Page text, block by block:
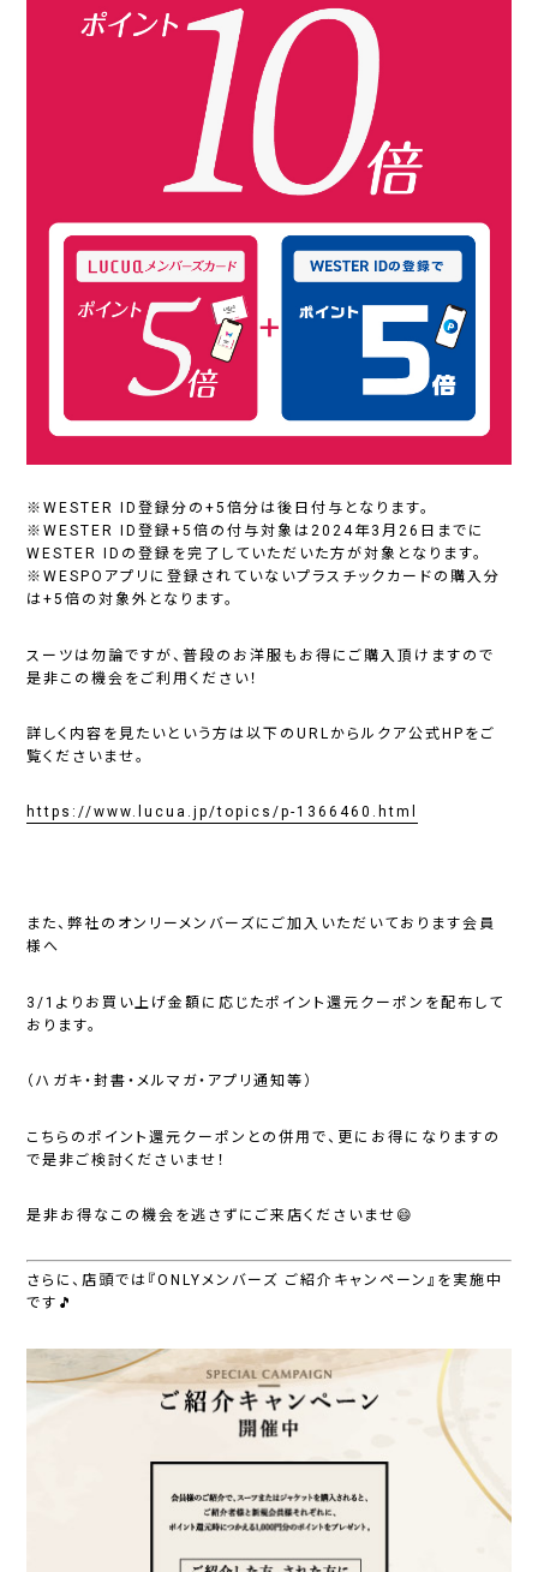
※WESTER ID登録分の+5倍分は後日付与となります。
※WESTER ID登録+5倍の付与対象は2024年3月26日までに
WESTER IDの登録を完了していただいた方が対象となります。
※WESPOアプリに登録されていないプラスチックカードの購入分
は+5倍の対象外となります。
スーツは勿論ですが、普段のお洋服もお得にご購入頂けますので
是非この機会をご利用ください！
詳しく内容を見たいという方は以下のURLからルクア公式HPをご
覧くださいませ。
https://www.lucua.jp/topics/p-1366460.html
また、弊社のオンリーメンバーズにご加入いただいております会員
様へ
3/1よりお買い上げ金額に応じたポイント還元クーポンを配布して
おります。
（ハガキ・封書・メルマガ・アプリ通知等）
こちらのポイント還元クーポンとの併用で、更にお得になりますの
で是非ご検討くださいませ！
是非お得なこの機会を逃さずにご来店くださいませ😄
さらに、店頭では 『ONLYメンバーズ ご紹介キャンペーン』 を実施中
です🎵